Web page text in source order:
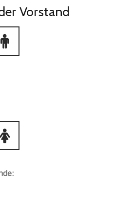
Vorstand